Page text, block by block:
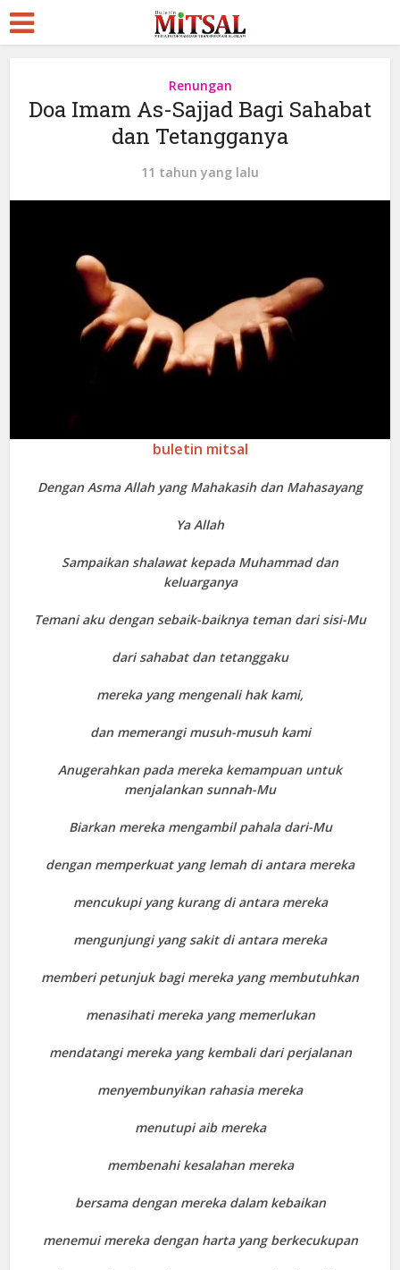
Renungan
Doa Imam As-Sajjad Bagi Sahabat
dan Tetangganya
11 tahun yang lalu
buletin mitsal
Dengan Asma Allah yang Mahakasih dan Mahasayang
Ya Allah
Sampaikan shalawat kepada Muhammad dan
keluarganya
Temani aku dengan sebaik-baiknya teman dari sisi-Mu
dari sahabat dan tetanggaku
mereka yang mengenali hak kami,
dan memerangi musuh-musuh kami
Anugerahkan pada mereka kemampuan untuk
menjalankan sunnah-Mu
Biarkan mereka mengambil pahala dari-Mu
dengan memperkuat yang lemah di antara mereka
mencukupi yang kurang di antara mereka
mengunjungi yang sakit di antara mereka
memberi petunjuk bagi mereka yang membutuhkan
menasihati mereka yang memerlukan
mendatangi mereka yang kembali dari perjalanan
menyembunyikan rahasia mereka
menutupi aib mereka
membenahi kesalahan mereka
bersama dengan mereka dalam kebaikan
menemui mereka dengan harta yang berkecukupan